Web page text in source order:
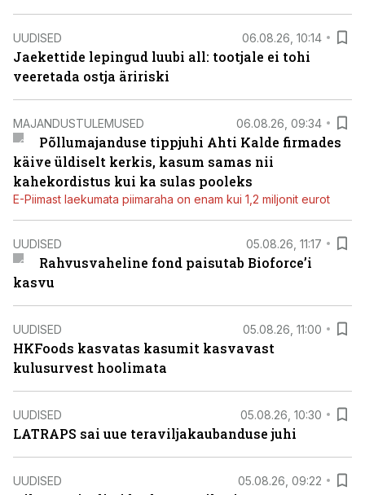
UUDISED 06.08.26, 10:14
Jaekettide lepingud luubi all: tootjale ei tohi
veeretada ostja äririski
MAJANDUSTULEMUSED 06.08.26, 09:34
Põllumajanduse tippjuhi Ahti Kalde firmades
käive üldiselt kerkis, kasum samas nii
kahekordistus kui ka sulas pooleks
E-Piimast laekumata piimaraha on enam kui 1,2 miljonit eurot
UUDISED 05.08.26, 11:17
Rahvusvaheline fond paisutab Bioforce’i
kasvu
UUDISED 05.08.26, 11:00
HKFoods kasvatas kasumit kasvavast
kulusurvest hoolimata
UUDISED 05.08.26, 10:30
LATRAPS sai uue teraviljakaubanduse juhi
UUDISED 05.08.26, 09:22